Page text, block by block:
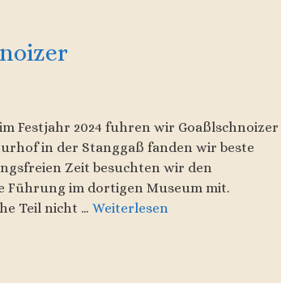
Festjahr 2024 fuhren wir Goaßlschnoizer
in der Stanggaß fanden wir beste
Zeit besuchten wir den
Führung im dortigen Museum mit.
Teil nicht … Weiterlesen